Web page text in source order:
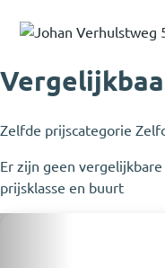
Zelfde prijscategorie
Er zijn geen
prijsklasse en buurt